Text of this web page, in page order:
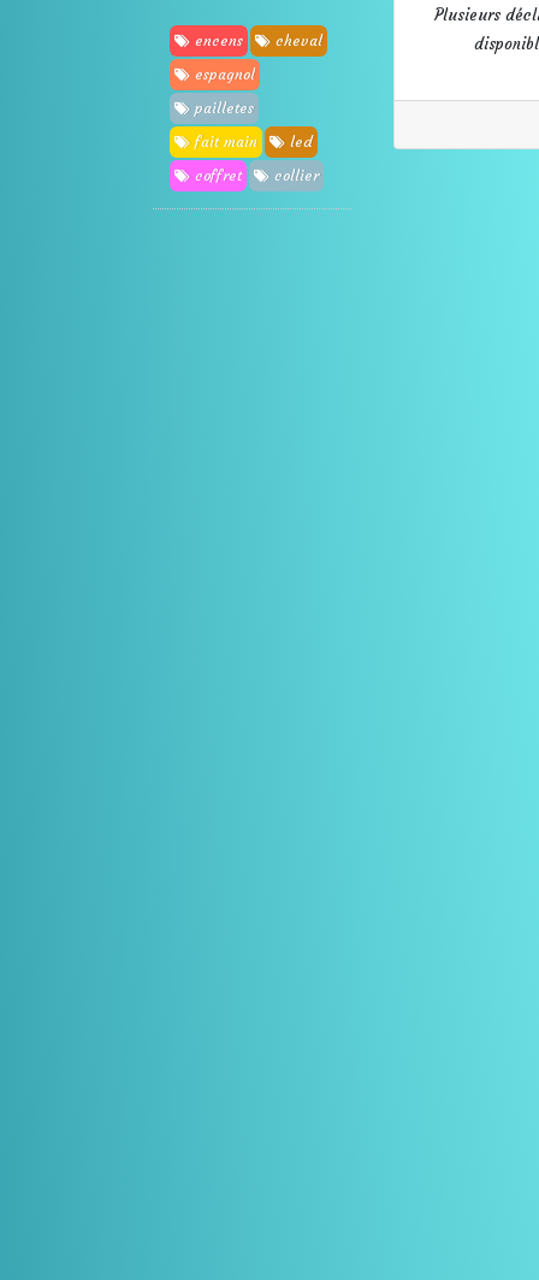
encens
cheval
espagnol
pailletes
fait main
led
coffret
collier
Plusieurs